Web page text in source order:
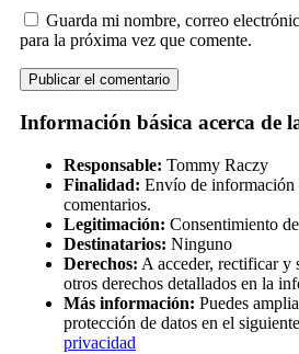
Guarda mi nombre, correo
para la próxima vez que comente.
Información básica acerca de
Responsable: Tommy Raczy
Finalidad: Envío de información
comentarios.
Legitimación: Consentimiento
Destinatarios: Ninguno
Derechos: A acceder, rectificar y
otros derechos detallados en la
Más información: Puedes
protección de datos en el
privacidad